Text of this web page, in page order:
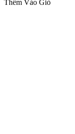
Thêm Vào Giỏ